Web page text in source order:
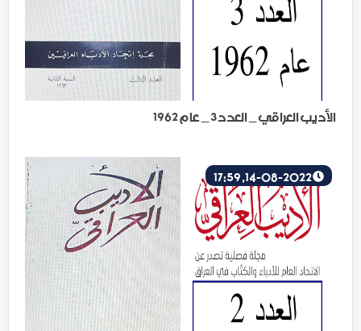
الأديب العراقي _ العدد 3 _ عام 1962